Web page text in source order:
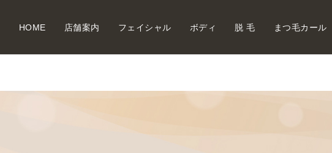
HOME 店舗案内 フェイシャル ボディ 脱 毛 まつ毛カール